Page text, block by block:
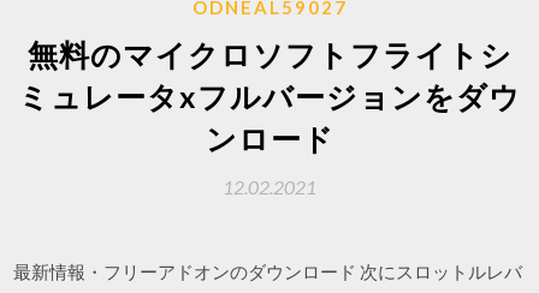
ODNEAL59027
無料のマイクロソフトフライトシ
ミュレータxフルバージョンをダウ
ンロード
12.02.2021
最新情報・フリーアドオンのダウンロード 次にスロットルレバ